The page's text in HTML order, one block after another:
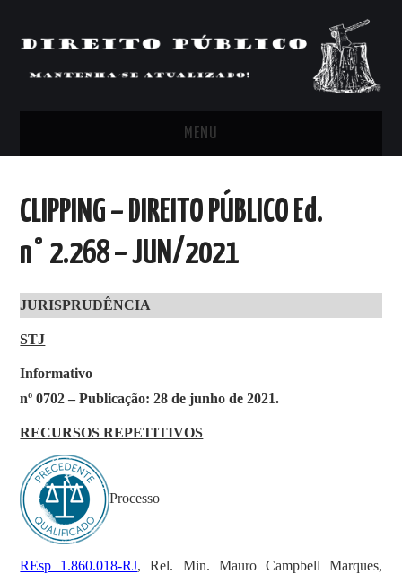
MENU
ARTIGOS, COMENTÁRIOS E PONTOS
CLIPPING’S
SOBRE
CLIPPING – DIREITO PÚBLICO Ed.
n° 2.268 – JUN/2021
JURISPRUDÊNCIA
STJ
Informativo
nº 0702 – Publicação: 28 de junho de 2021.
RECURSOS REPETITIVOS
Processo
REsp 1.860.018-RJ, Rel. Min. Mauro Campbell Marques,